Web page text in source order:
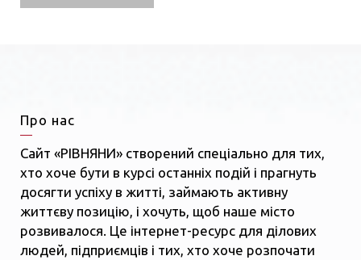
Про нас
Сайт «РІВНЯНИ» створений спеціально для тих,
хто хоче бути в курсі останніх подій і прагнуть
досягти успіху в житті, займають активну
життєву позицію, і хочуть, щоб наше місто
розвивалося. Це інтернет-ресурс для ділових
людей, підприємців і тих, хто хоче розпочати